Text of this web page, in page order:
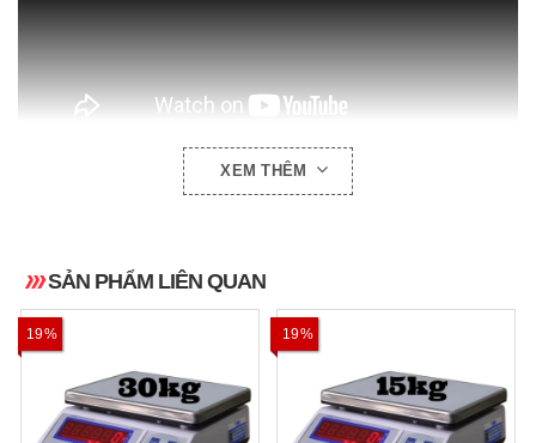
HÌNH ẢNH THỰC TẾ:
XEM THÊM
SẢN PHẨM LIÊN QUAN
19% 19%